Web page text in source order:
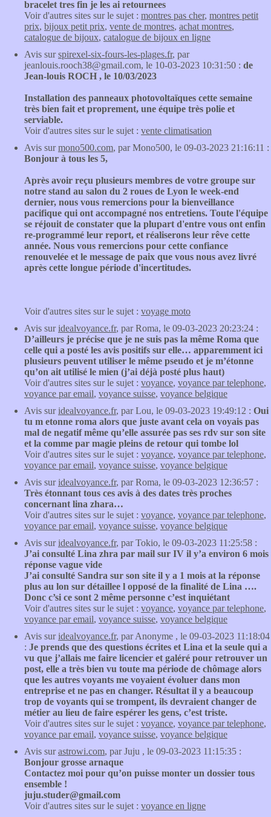
bracelet tres fin je les ai retournees
Voir d'autres sites sur le sujet : montres pas cher, montres petit
prix, bijoux petit prix, vente de montres, achat montres,
catalogue de bijoux, catalogue de bijoux en ligne
Avis surspirexel-six-fours-les-plages.fr, par
jeanlouis.rooch38@gmail.com, le 10-03-2023 10:31:50 : de
Jean-louis ROCH , le 10/03/2023
Installation des panneaux photovoltaïques cette semaine
très bien fait et proprement, une équipe très polie et
serviable.
Voir d'autres sites sur le sujet : vente climatisation
Avis surmono500.com, par Mono500, le 09-03-2023 21:16:11 :
Bonjour à tous les 5,
Après avoir reçu plusieurs membres de votre groupe sur
notre stand au salon du 2 roues de Lyon le week-end
dernier, nous vous remercions pour la bienveillance
pacifique qui ont accompagné nos entretiens. Toute l'équipe
se réjouit de constater que la plupart d'entre vous ont enfin
re-programmé leur report, et réaliserons leur rêve cette
année. Nous vous remercions pour cette confiance
renouvelée et le message de paix que vous nous avez livré
après cette longue période d'incertitudes.
Voir d'autres sites sur le sujet : voyage moto
Avis suridealvoyance.fr, par Roma, le 09-03-2023 20:23:24 :
D’ailleurs je précise que je ne suis pas la même Roma que
celle qui a posté les avis positifs sur elle… apparemment ici
plusieurs peuvent utiliser le même pseudo et je m’étonne
qu’on ait utilisé le mien (j’ai déjà posté plus haut)
Voir d'autres sites sur le sujet : voyance, voyance par telephone,
voyance par email, voyance suisse, voyance belgique
Avis suridealvoyance.fr, par Lou, le 09-03-2023 19:49:12 : Oui
tu m etonne roma alors que juste avant cela on voyais pas
mal de negatif même qu’elle assurée pas ses rdv sur son site
et la comme par magie pleins de retour qui tombe lol
Voir d'autres sites sur le sujet : voyance, voyance par telephone,
voyance par email, voyance suisse, voyance belgique
Avis suridealvoyance.fr, par Roma, le 09-03-2023 12:36:57 :
Très étonnant tous ces avis à des dates très proches
concernant lina zhara…
Voir d'autres sites sur le sujet : voyance, voyance par telephone,
voyance par email, voyance suisse, voyance belgique
Avis suridealvoyance.fr, par Tokio, le 09-03-2023 11:25:58 :
J’ai consulté Lina zhra par mail sur IV il y’a environ 6 mois
réponse vague vide
J’ai consulté Sandra sur son site il y a 1 mois at la réponse
plus au lon sur détaillee l opposé de la finalité de Lina ….
Donc c’si ce sont 2 même personne c’est inquiétant
Voir d'autres sites sur le sujet : voyance, voyance par telephone,
voyance par email, voyance suisse, voyance belgique
Avis suridealvoyance.fr, par Anonyme , le 09-03-2023 11:18:04
: Je prends que des questions écrites et Lina et la seule qui a
vu que j’allais me faire licencier et galéré pour retrouver un
post, elle a très bien vu toute ma période de chômage alors
que les autres voyants me voyaient évoluer dans mon
entreprise et ne pas en changer. Résultat il y a beaucoup
trop de voyants qui se trompent, ils devraient changer de
métier au lieu de faire espérer les gens, c’est triste.
Voir d'autres sites sur le sujet : voyance, voyance par telephone,
voyance par email, voyance suisse, voyance belgique
Avis surastrowi.com, par Juju , le 09-03-2023 11:15:35 :
Bonjour grosse arnaque
Contactez moi pour qu’on puisse monter un dossier tous
ensemble !
juju.studer@gmail.com
Voir d'autres sites sur le sujet : voyance en ligne